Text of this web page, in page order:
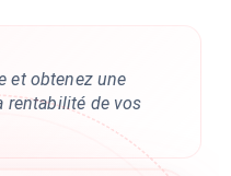
et obtenez une
rentabilité de vos